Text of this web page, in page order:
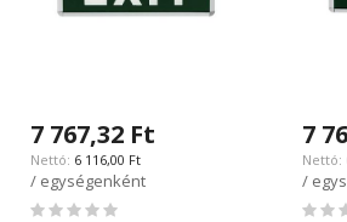
7 767,32 Ft
6 116,00 Ft
/ egységenként
Rating:
7
/